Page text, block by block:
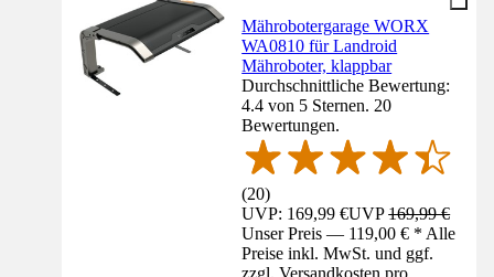
Mährobotergarage WORX
WA0810 für Landroid
Mähroboter, klappbar
Durchschnittliche Bewertung:
4.4 von 5 Sternen. 20
Bewertungen.
(20)
UVP: 169,99 €UVP169,99 €
Unser Preis — 119,00 € * Alle
Preise inkl. MwSt. und ggf.